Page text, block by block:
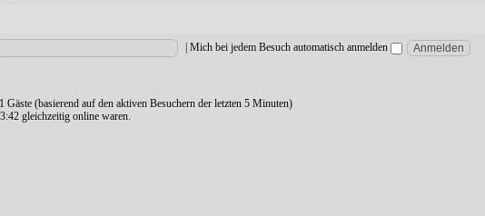
|Mich bei jedem Besuch automatisch anmelden
(basierend auf den aktiven Besuchern der letzten 5 Minuten)
gleichzeitig online waren.